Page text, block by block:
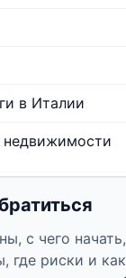
в Италии
с чего
где риски и